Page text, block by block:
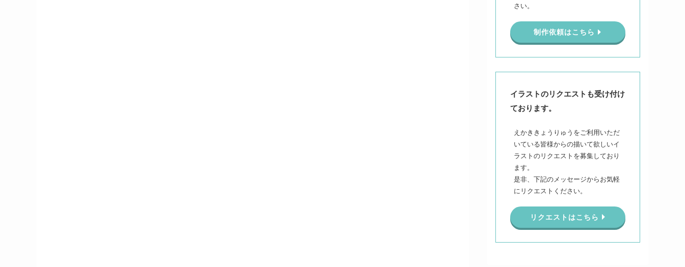
さい。
制作依頼はこちら
イラストのリクエストも受け付け
ております。
えかききょうりゅうをご利用いただ
いている皆様からの描いて欲しいイ
ラストのリクエストを募集しており
ます。
是非、下記のメッセージからお気軽
にリクエストください。
リクエストはこちら